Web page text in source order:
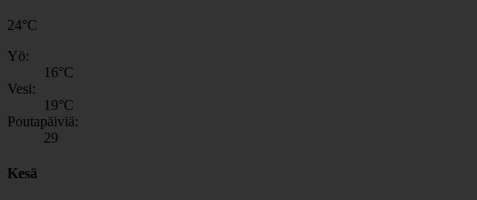
24°C
Yö:
16°C
Vesi:
19°C
Poutapäiviä:
29
Kesä